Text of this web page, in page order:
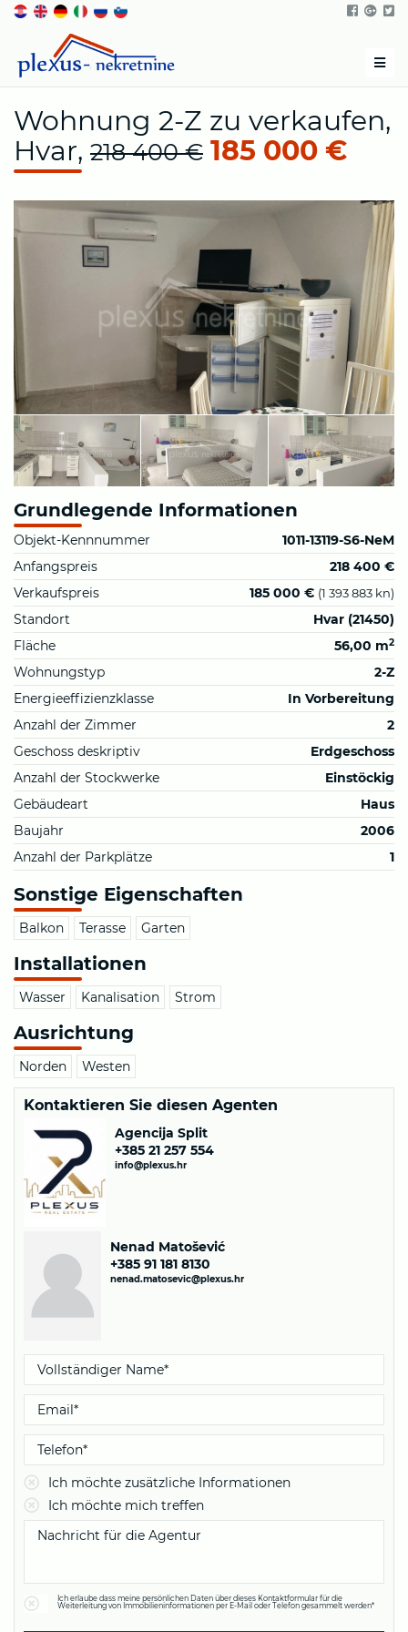
Menu
Wohnung 2-Z zu verkaufen,
Hvar, 218 400 € 185 000 €
Grundlegende Informationen
Objekt-Kennnummer
1011-13119-S6-NeM
Anfangspreis
218 400 €
Verkaufspreis
185 000 € (1 393 883 kn)
Standort
Hvar (21450)
Fläche
56,00 m2
Wohnungstyp
2-Z
Energieeffizienzklasse
In Vorbereitung
Anzahl der Zimmer
2
Geschoss deskriptiv
Erdgeschoss
Anzahl der Stockwerke
Einstöckig
Gebäudeart
Haus
Baujahr
2006
Anzahl der Parkplätze
1
Sonstige Eigenschaften
Balkon Terasse Garten
Installationen
Wasser Kanalisation Strom
Ausrichtung
Norden Westen
Kontaktieren Sie diesen Agenten
Agencija Split
+385 21 257 554
info@plexus.hr
Nenad Matošević
+385 91 181 8130
nenad.matosevic@plexus.hr
Ich möchte zusätzliche Informationen
Ich möchte mich treffen
Ich erlaube dass meine persönlichen Daten über dieses Kontaktformular für die
Weiterleitung von Immobilieninformationen per E-Mail oder Telefon gesammelt werden*